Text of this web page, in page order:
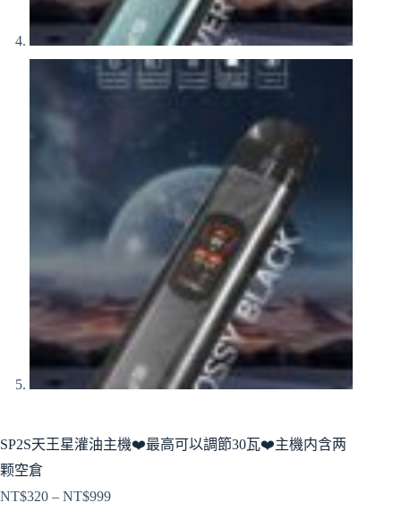
SP2S天王星灌油主機❤️‍最高可以調節30瓦❤️‍主機内含两
颗空倉
NT$320 – NT$999價